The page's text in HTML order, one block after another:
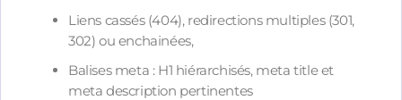
Liens cassés (404), redirections multiples (301,
302) ou enchainées,
Balises meta : H1 hiérarchisés, meta title et
meta description pertinentes